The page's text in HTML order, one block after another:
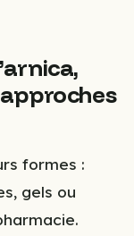
formes :
gels ou